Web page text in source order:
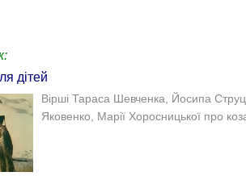
дітей
Вірші Тараса Шевченка, Йосипа
Яковенко, Марії Хоросницької про